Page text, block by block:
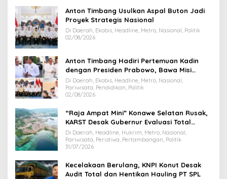
Anton Timbang Usulkan Aspal Buton Jadi
Proyek Strategis Nasional
Di Daerah, Ekobis, Headline, Metro, Nasional, Politik
02/08/2026
Anton Timbang Hadiri Pertemuan Kadin
dengan Presiden Prabowo, Bawa Misi
Majukan Ekonomi Sultra
Di Daerah, Ekobis, Headline, Metro, Nasional,
Pariwisata, Pendidikan, Politik
02/08/2026
“Raja Ampat Mini” Konawe Selatan Rusak,
KARST Desak Gubernur Evaluasi Total
Dispar Sultra
Di Daerah, Headline, Hukrim, Metro, Nasional,
Pariwisata, Peristiwa, Pertambangan, Politik
31/07/2026
Kecelakaan Berulang, KNPI Konut Desak
Audit Total dan Hentikan Hauling PT SPL